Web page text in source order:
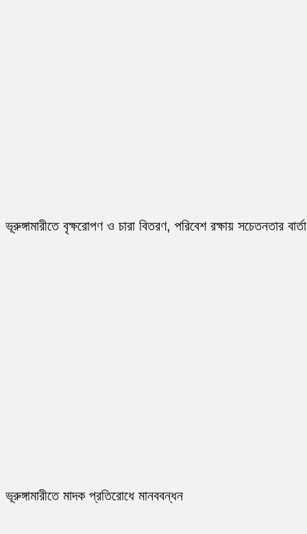
ভূরুঙ্গামারীতে বৃক্ষরোপণ ও চারা বিতরণ, পরিবেশ রক্ষায় সচেতনতার বার্তা
ভূরুঙ্গামারীতে মাদক প্রতিরোধে মানববন্ধন